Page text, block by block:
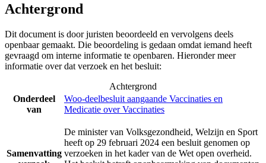
Achtergrond
Dit document is door juristen beoordeeld en vervolgens deels
openbaar gemaakt. Die beoordeling is gedaan omdat iemand heeft
gevraagd om interne informatie te openbaren. Hieronder meer
informatie over dat verzoek en het besluit:
Achtergrond
Onderdeel
van
Woo-deelbesluit aangaande Vaccinaties en
Medicatie over Vaccinaties
Samenvatting
De minister van Volksgezondheid, Welzijn en Sport
heeft op 29 februari 2024 een besluit genomen op
verzoeken in het kader van de Wet open overheid.